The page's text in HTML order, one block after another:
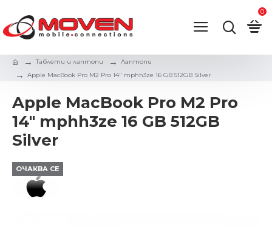
0
Таблети и лаптопи
Лаптопи
Apple MacBook Pro M2 Pro 14" mphh3ze 16 GB 512GB Silver
Apple MacBook Pro M2 Pro
14" mphh3ze 16 GB 512GB
Silver
ОЧАКВА СЕ